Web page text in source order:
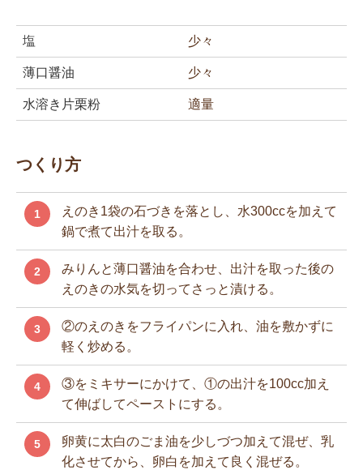
塩 少々
薄口醤油 少々
水溶き片栗粉 適量
つくり方
1
えのき1袋の石づきを落とし、水300ccを加えて
鍋で煮て出汁を取る。
2
みりんと薄口醤油を合わせ、出汁を取った後の
えのきの水気を切ってさっと漬ける。
3
②のえのきをフライパンに入れ、油を敷かずに
軽く炒める。
4
③をミキサーにかけて、①の出汁を100cc加え
て伸ばしてペーストにする。
5
卵黄に太白のごま油を少しづつ加えて混ぜ、乳
化させてから、卵白を加えて良く混ぜる。